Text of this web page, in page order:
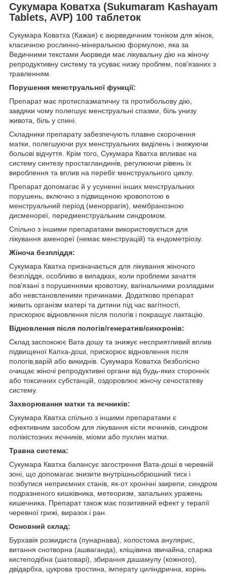
Сукумара Коватха (Sukumaram Kashayam
Tablets, AVP) 100 таблеток
Сукумара Коватха (Кажая) є аюрведичним тоніком для жінок,
класичною рослинно-мінеральною формулою, яка за
Ведичними текстами Аюрведи має лікувальну дію на жіночу
репродуктивну систему та усуває низку проблем, пов'язаних з
травленням.
Порушення менструальної функції:
Препарат має протиспазматичну та протибольову дію,
завдяки чому полегшує менструальні спазми, біль унизу
живота, біль у спині.
Складники препарату забезпечують плавне скорочення
матки, полегшуючи рух менструальних виділень і знижуючи
больові відчуття. Крім того, Сукумара Кватха впливає на
систему синтезу простагландинів, регулюючи рівень їх
вироблення та вплив на перебіг менструального циклу.
Препарат допомагає й у усуненні інших менструальних
порушень, включно з підвищеною кровопотою в
менструальний період (меноррагія), мембранозною
дисменореї, передменструальним синдромом.
Спільно з іншими препаратами використовується для
лікування аменореї (немає менструацій) та ендометріозу.
Жіноча безпліддя:
Сукумара Кватха призначається для лікування жіночого
безпліддя, особливо в випадках, коли проблеми зачаття
пов'язані з порушеннями кровотоку, вагінальними розладами
або невстановленими причинами. Додатково препарат
живить організм матері та дитини під час вагітності,
прискорює відновлення після пологів і покращує лактацію.
Відновлення після пологів/генератив/синхронів:
Склад заспокоює Вата дошу та знижує несприятливий вплив
підвищеної Капха-доші, прискорює відновлення після
пологів,варій або викиднів. Сукумара Коватха безболісно
очищає жіночі репродуктивні органи від будь-яких сторонніх
або токсичних субстанцій, оздоровлює жіночу сечостатеву
систему.
Захворювання матки та яєчників:
Сукумара Кватха спільно з іншими препаратами є
ефективним засобом для лікування кісти яєчників, синдром
полікістозних яєчників, міоми або пухлин матки.
Травна система:
Сукумара Кватха балансує загострення Вата-доші в черевній
зоні, що допомагає знизити внутрішньобрюшний тиск і
позбутися неприємних станів, як-от хронічні закрепи, синдром
подразненого кишківника, метеоризм, запальних уражень
кишечника. Препарат також має позитивний ефект у терапії
черевної грижі, виразок і ран.
Основний склад:
Бурхавія розкидиста (пунарнава), холостома анулярис,
витання снотворна (ашваганда), кліщівина звичайна, спаржа
кистеподібна (шатоварі), збирання дашамулу (кожного),
двідарбха, цукрова тростина, імперату циліндрична, корінь